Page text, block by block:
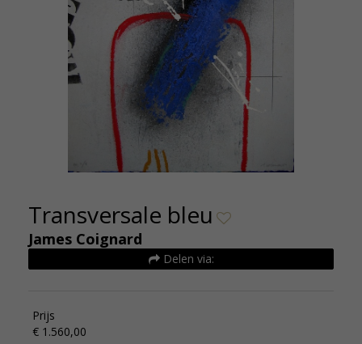
Transversale bleu
James Coignard
Delen via:
Prijs
€ 1.560,00